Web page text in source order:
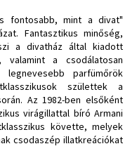
fontosabb, mint a divat"
Fantasztikus minőség,
a divatház által kiadott
valamint a csodálatosan
parfümőrök
születtek a
Az 1982-ben elsőként
virágillattal bíró Armani
követte, melyek
csodaszép illatkreációkat